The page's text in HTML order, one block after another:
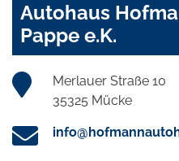
Autohaus
Pappe e.K.
Merlauer Straße 10
35325 Mücke